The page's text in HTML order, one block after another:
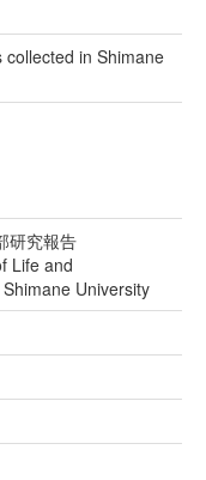
in Shimane
研究報告
Life and
University